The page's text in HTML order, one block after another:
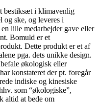
bestiksæt i klimavenlig
og ske, og leveres i
lille medarbejder gave eller
Bomuld er et
Dette produkt er et af
pga. dets unikke design.
økologisk eller
konstateret der pt. foregår
indiske og kinesiske
som “økologiske”,
altid at bede om